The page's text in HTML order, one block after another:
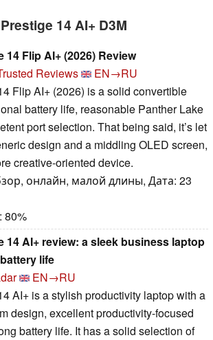
14 AI+ D3M
14 Flip AI+ (2026) Review
Reviews
EN→RU
Flip AI+ (2026) is a solid convertible
battery life, reasonable Panther Lake
port selection. That being said, it’s let
design and a middling OLED screen,
creative-oriented device.
онлайн, малой длины, Дата: 23
: 80%
14 AI+ review: a sleek business laptop
life
EN→RU
AI+ is a stylish productivity laptop with a
design, excellent productivity-focused
battery life. It has a solid selection of